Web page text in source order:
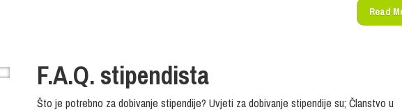
Read
F.A.Q. stipendista
Što je potrebno za dobivanje stipendije? Uvjeti za dobivanje stipendije su; Članstvo u